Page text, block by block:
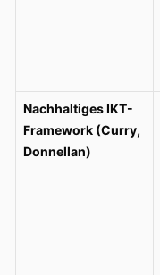
Nachhaltiges IKT-
Framework (Curry,
Donnellan)